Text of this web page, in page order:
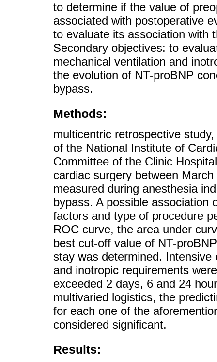
to determine if the value of
associated with postoperative
to evaluate its association with
Secondary objectives: to
mechanical ventilation and
the evolution of NT-proBNP
bypass.
Methods:
multicentric retrospective
of the National Institute of
Committee of the Clinic
cardiac surgery between
measured during anesthesia
bypass. A possible association
factors and type of procedure
ROC curve, the area under
best cut-off value of NT-
stay was determined.
and inotropic requirements
exceeded 2 days, 6 and 24
multivaried logistics, the
for each one of the
considered significant.
Results: